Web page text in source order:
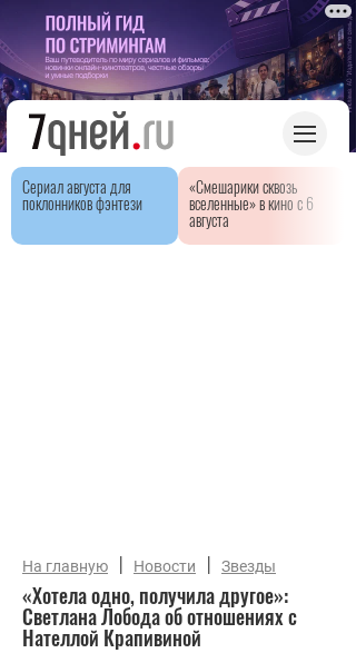
Сериал августа для
поклонников фэнтези
«Смешарики сквозь
вселенные» в кино с 6
августа
На главную | Новости | Звезды
«Хотела одно, получила другое»:
Светлана Лобода об отношениях с
Нателлой Крапивиной